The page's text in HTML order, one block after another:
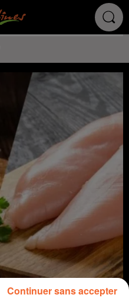
Continuer sans accepter